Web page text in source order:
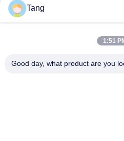
Emmer de met hoge weerstand
Graafwerktuig het Graven
Q345B kruippakjegraafwerktuig
Tang
1:51
Good day, what product are you